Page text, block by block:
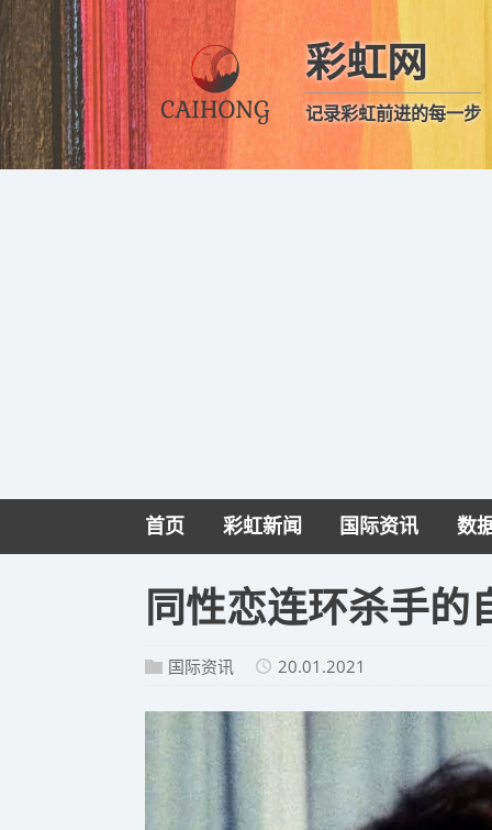
彩虹网
记录彩虹前进的每一步
首页 彩虹新闻 国际资讯 数
同性恋连环杀手的
国际资讯 20.01.2021